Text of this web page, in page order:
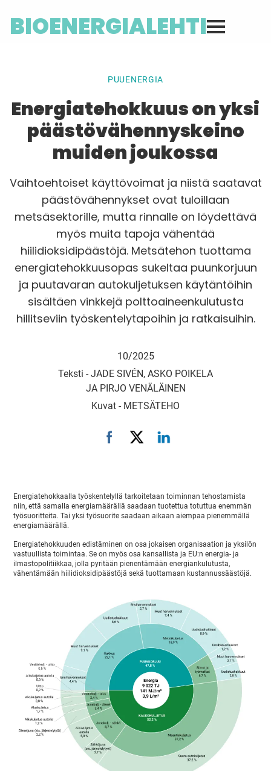
BIOENERGIALEHTI
PUUENERGIA
Energiatehokkuus on yksi
päästövähennyskeino
muiden joukossa
Vaihtoehtoiset käyttövoimat ja niistä saatavat
päästövähennykset ovat tuloillaan
metsäsektorille, mutta rinnalle on löydettävä
myös muita tapoja vähentää
hiilidioksidipäästöjä. Metsätehon tuottama
energiatehokkuusopas sukeltaa puunkorjuun
ja puutavaran autokuljetuksen käytäntöihin
sisältäen vinkkejä polttoaineenkulutusta
hillitseviin työskentelytapoihin ja ratkaisuihin.
10/2025
Teksti - JADE SIVÉN, ASKO POIKELA
JA PIRJO VENÄLÄINEN
Kuvat - METSÄTEHO
Energiatehokkaalla työskentelyllä tarkoitetaan toiminnan tehostamista
niin, että samalla energiamäärällä saadaan tuotettua totuttua enemmän
työsuoritteita. Tai yksi työsuorite saadaan aikaan aiempaa pienemmällä
energiamäärällä.
Energiatehokkuuden edistäminen on osa jokaisen organisaation ja yksilön
vastuullista toimintaa. Se on myös osa kansallista ja EU:n energia- ja
ilmastopolitiikkaa, jolla pyritään pienentämään energiankulutusta,
vähentämään hiilidioksidipäästöjä sekä tuottamaan kustannussäästöjä.